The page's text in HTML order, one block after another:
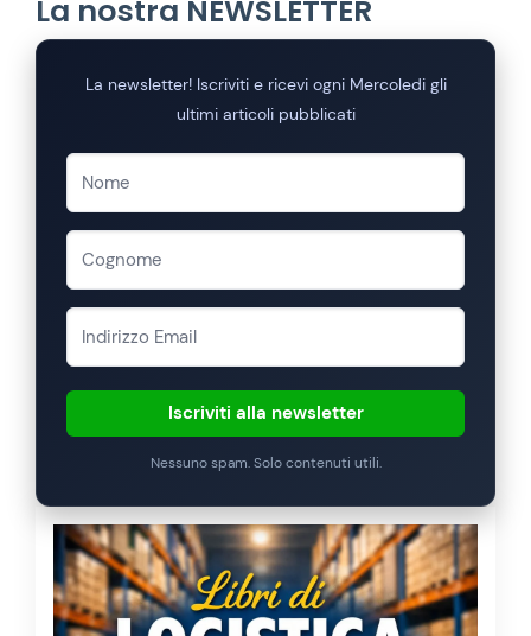
La nostra NEWSLETTER
La newsletter! Iscriviti e ricevi ogni Mercoledi gli
ultimi articoli pubblicati
Iscriviti alla newsletter
Nessuno spam. Solo contenuti utili.